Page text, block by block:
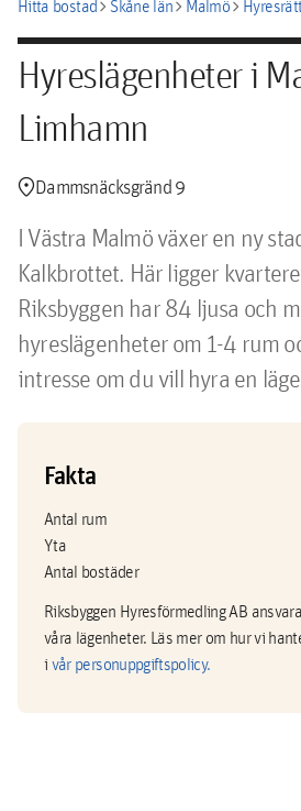
Hitta bostadchevron_rightSkåne länchevron_rightMalmöchevron_right
Hyreslägenheter i
Limhamn
location_pinDammsnäcksgränd 9
I Västra Malmö växer en ny
Kalkbrottet. Här ligger
Riksbyggen har 84 ljusa och
hyreslägenheter om 1-4 rum
intresse om du vill hyra en
Fakta
Antal rum
Yta
Antal bostäder
Riksbyggen Hyresförmedling AB
våra lägenheter. Läs mer om hur vi
i vår personuppgiftspolicy.